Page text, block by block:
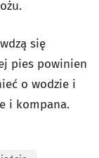
się
pies powinien
o wodzie i
i kompana.